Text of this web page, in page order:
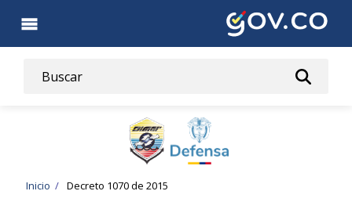
contenido
Ruta
Inicio Decreto 1070 de 2015